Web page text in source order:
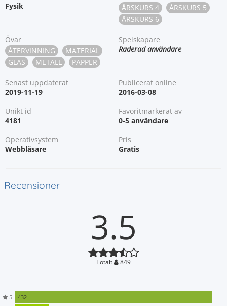
Fysik
ÅRSKURS 4
ÅRSKURS 5
ÅRSKURS 6
Övar
ÅTERVINNING
MATERIAL
GLAS
METALL PAPPER
Spelskapare
Raderad användare
Senast uppdaterat
2019-11-19
Publicerat online
2016-03-08
Unikt id
4181
Favoritmarkerat av
0-5 användare
Operativsystem
Webbläsare
Pris
Gratis
Recensioner
3.5
Totalt 849
5
432